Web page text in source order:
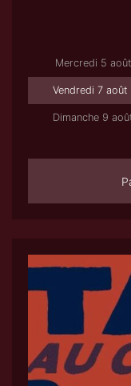
Mercredi 5
Vendredi 7
Dimanche 9